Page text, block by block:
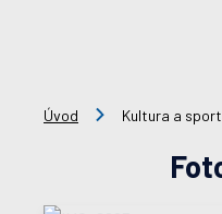
Úvod Kultura a sport